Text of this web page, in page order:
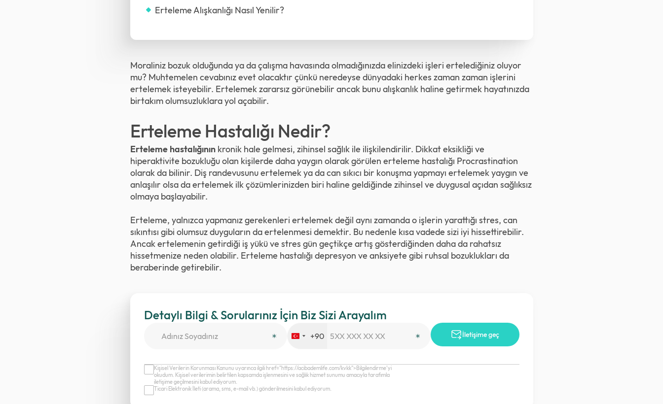
Erteleme Alışkanlığı Nasıl Yenilir?
Moraliniz bozuk olduğunda ya da çalışma havasında olmadığınızda elinizdeki işleri ertelediğiniz oluyor
mu? Muhtemelen cevabınız evet olacaktır çünkü neredeyse dünyadaki herkes zaman zaman işlerini
ertelemek isteyebilir. Ertelemek zararsız görünebilir ancak bunu alışkanlık haline getirmek hayatınızda
birtakım olumsuzluklara yol açabilir.
Erteleme Hastalığı Nedir?
Erteleme hastalığınınkronik hale gelmesi, zihinsel sağlık ile ilişkilendirilir. Dikkat eksikliği ve
hiperaktivite bozukluğu olan kişilerde daha yaygın olarak görülen erteleme hastalığı Procrastination
olarak da bilinir. Diş randevusunu ertelemek ya da can sıkıcı bir konuşma yapmayı ertelemek yaygın ve
anlaşılır olsa da ertelemek ilk çözümlerinizden biri haline geldiğinde zihinsel ve duygusal açıdan sağlıksız
olmaya başlayabilir.
Erteleme, yalnızca yapmanız gerekenleri ertelemek değil aynı zamanda o işlerin yarattığı stres, can
sıkıntısı gibi olumsuz duyguların da ertelenmesi demektir. Bu nedenle kısa vadede sizi iyi hissettirebilir.
Ancak ertelemenin getirdiği iş yükü ve stres gün geçtikçe artış gösterdiğinden daha da rahatsız
hissetmenize neden olabilir. Erteleme hastalığı depresyon ve anksiyete gibi ruhsal bozuklukları da
beraberinde getirebilir.
Detaylı Bilgi & Sorularınız İçin Biz Sizi Arayalım
Turkey
+90 İletişime geç
Kişisel Verilerin Korunması Kanunu uyarınca ilgili href="https://acibademlife.com/kvkk">Bilgilendirme’yi
okudum. Kişisel verilerimin belirtilen kapsamda işlenmesini ve sağlık hizmet sunumu amacıyla tarafımla
iletişime geçilmesini kabul ediyorum.
Ticari Elektronik İleti (arama, sms, e-mail vb.) gönderilmesini kabul ediyorum.